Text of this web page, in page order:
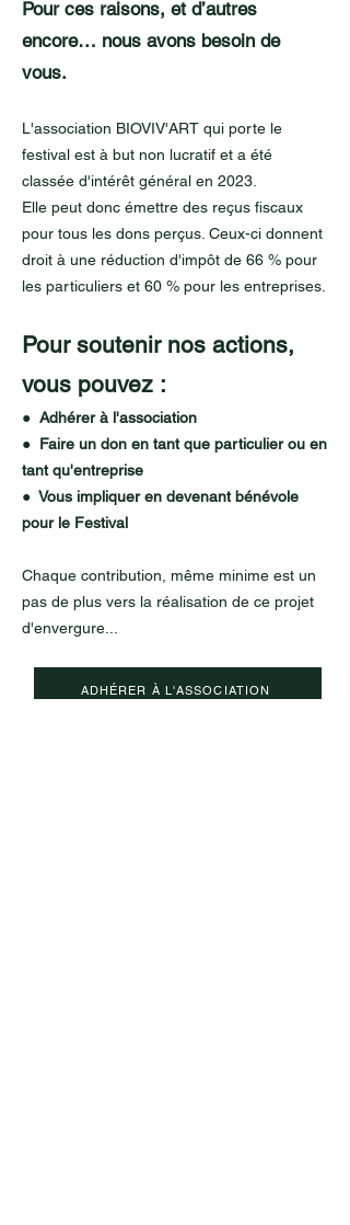
Pour ces raisons, et d’autres
encore… nous avons besoin de
vous.
L'association BIOVIV'ART qui porte le
festival est à but non lucratif et a été
classée d'intérêt général en 2023.
Elle peut donc émettre des reçus fiscaux
pour tous les dons perçus. Ceux-ci donnent
droit à une réduction d'impôt de 66 % pour
les particuliers et 60 % pour les entreprises.
Pour soutenir nos actions,
vous pouvez :
● Adhérer à l'association
● Faire un don en tant que particulier ou en
tant qu'entreprise
● Vous impliquer en devenant bénévole
pour le Festival
Chaque contribution, même minime est un
pas de plus vers la réalisation de ce projet
d'envergure...
ADHÉRER À L'ASSOCIATION